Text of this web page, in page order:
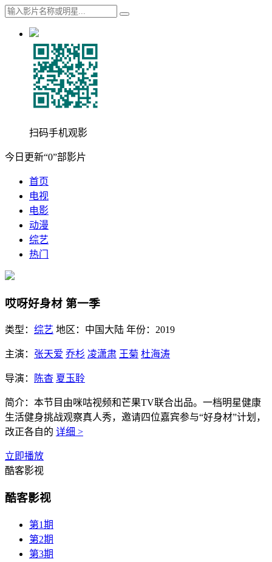
扫码手机观影
今日更新“0”部影片
首页
电视
电影
动漫
综艺
热门
哎呀好身材 第一季
类型： 综艺 地区： 中国大陆 年份： 2019
主演： 张天爱 乔杉 凌潇肃 王菊 杜海涛
导演： 陈杳 夏玉聆
简介： 本节目由咪咕视频和芒果TV联合出品。一档明星健康
生活健身挑战观察真人秀，邀请四位嘉宾参与“好身材”计划，
改正各自的 详细 >
立即播放
酷客影视
酷客影视
第1期
第2期
第3期